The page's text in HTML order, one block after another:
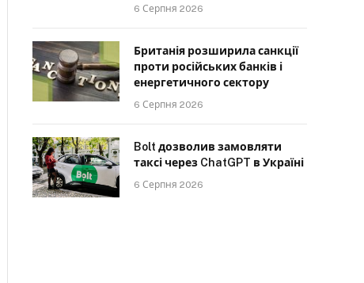
6 Серпня 2026
Британія розширила санкції
проти російських банків і
енергетичного сектору
6 Серпня 2026
Bolt дозволив замовляти
таксі через ChatGPT в Україні
6 Серпня 2026